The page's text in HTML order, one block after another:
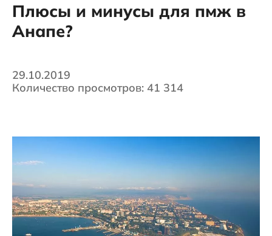
Плюсы и минусы для пмж в
Анапе?
29.10.2019
Количество просмотров: 41 314